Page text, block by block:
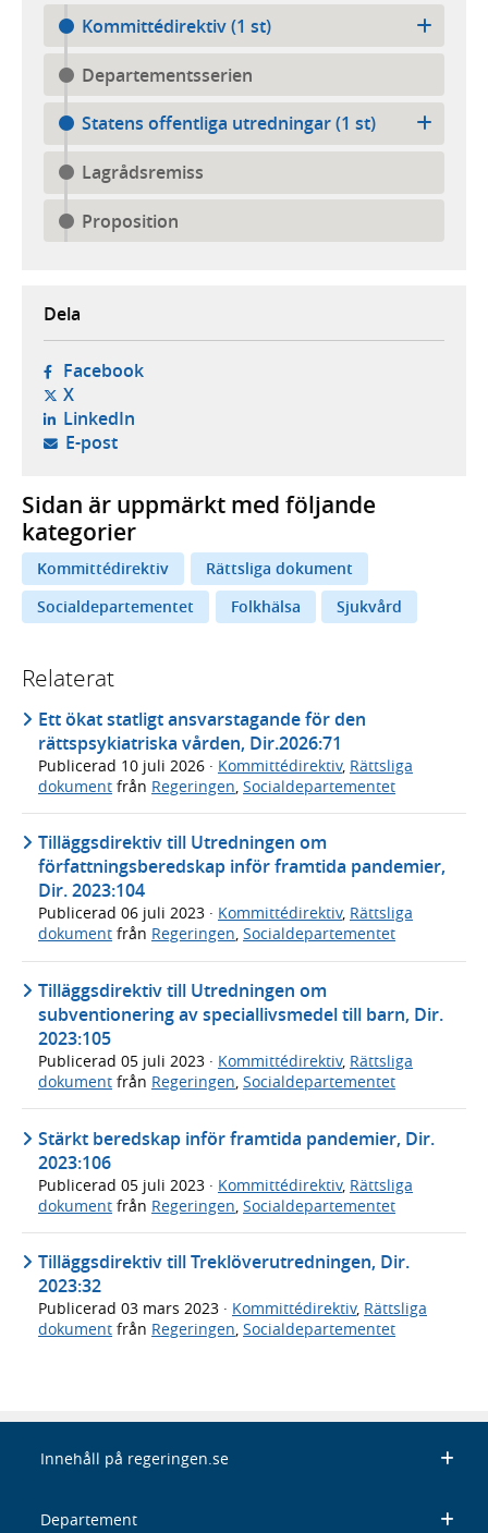
Kommittédirektiv (1 st)
Departementsserien
Statens offentliga utredningar (1 st)
Lagrådsremiss
Proposition
Dela
Facebook- öppnas i ny flik, extern webbplats,
X- öppnas i ny flik, extern webbplats,
LinkedIn- öppnas i ny flik, extern webbplats,
E-post- öppnar din e-postklient,
Sidan är uppmärkt med följande
kategorier
Kommittédirektiv
Rättsliga dokument
Socialdepartementet
Folkhälsa Sjukvård
Relaterat
Ett ökat statligt ansvarstagande för den
rättspsykiatriska vården, Dir.2026:71
Publicerad 10 juli 2026 · Kommittédirektiv, Rättsliga
dokument från Regeringen Socialdepartementet
Tilläggsdirektiv till Utredningen om
författningsberedskap inför framtida pandemier,
Dir. 2023:104
Publicerad 06 juli 2023 · Kommittédirektiv, Rättsliga
dokument från Regeringen, Socialdepartementet
Tilläggsdirektiv till Utredningen om
subventionering av speciallivsmedel till barn, Dir.
2023:105
Publicerad 05 juli 2023 · Kommittédirektiv, Rättsliga
dokument från Regeringen, Socialdepartementet
Stärkt beredskap inför framtida pandemier, Dir.
2023:106
Publicerad 05 juli 2023 · Kommittédirektiv, Rättsliga
dokument från Regeringen Socialdepartementet
Tilläggsdirektiv till Treklöverutredningen, Dir.
2023:32
Publicerad 03 mars 2023 · Kommittédirektiv, Rättsliga
dokument från Regeringen, Socialdepartementet
Innehåll på regeringen.se
Departement